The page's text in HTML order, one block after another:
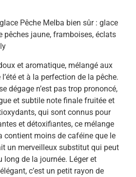
Pêche Melba bien sûr : glace
pêches jaune, framboises, éclats
et aromatique, mélangé aux
et à la perfection de la pêche.
dégage n’est pas trop prononcé,
et subtile note finale fruitée et
qui sont connus pour
et détoxifiantes, ce mélange
contient moins de caféine que le
un merveilleux substitut qui peut
long de la journée. Léger et
c’est un petit rayon de